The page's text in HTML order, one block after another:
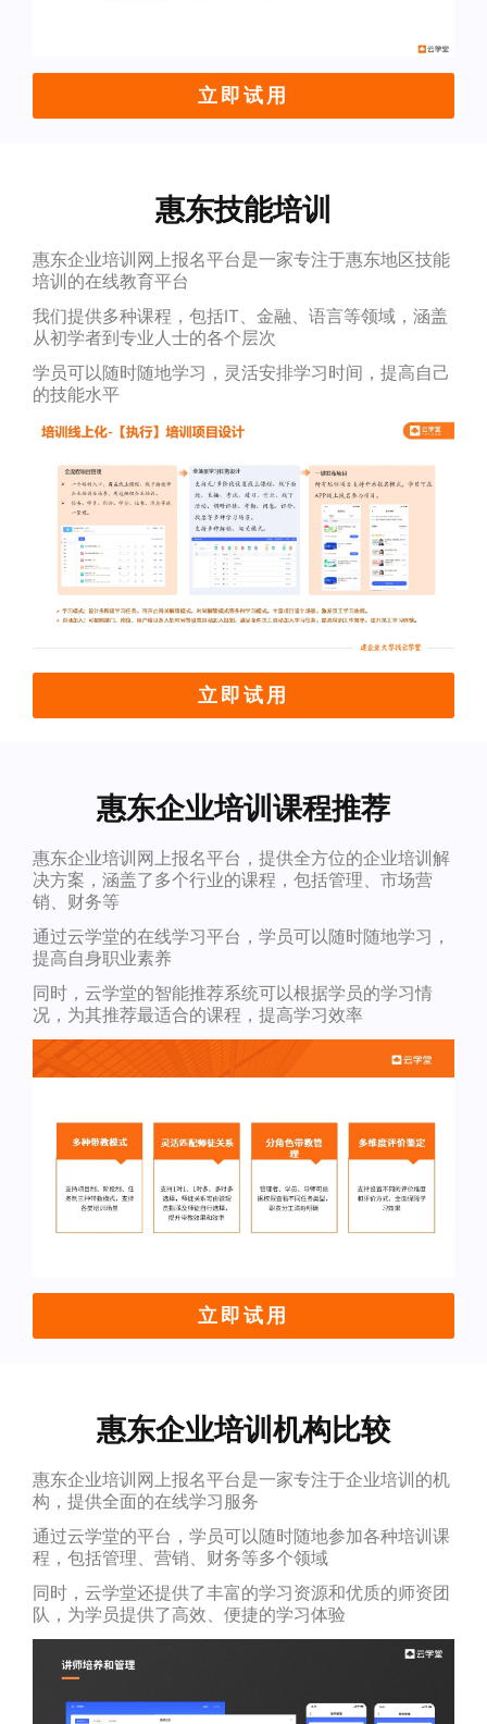
立即试用
惠东技能培训
惠东企业培训网上报名平台是一家专注于惠东地区技能
培训的在线教育平台
我们提供多种课程，包括IT、金融、语言等领域，涵盖
从初学者到专业人士的各个层次
学员可以随时随地学习，灵活安排学习时间，提高自己
的技能水平
立即试用
惠东企业培训课程推荐
惠东企业培训网上报名平台，提供全方位的企业培训解
决方案，涵盖了多个行业的课程，包括管理、市场营
销、财务等
通过云学堂的在线学习平台，学员可以随时随地学习，
提高自身职业素养
同时，云学堂的智能推荐系统可以根据学员的学习情
况，为其推荐最适合的课程，提高学习效率
立即试用
惠东企业培训机构比较
惠东企业培训网上报名平台是一家专注于企业培训的机
构，提供全面的在线学习服务
通过云学堂的平台，学员可以随时随地参加各种培训课
程，包括管理、营销、财务等多个领域
同时，云学堂还提供了丰富的学习资源和优质的师资团
队，为学员提供了高效、便捷的学习体验